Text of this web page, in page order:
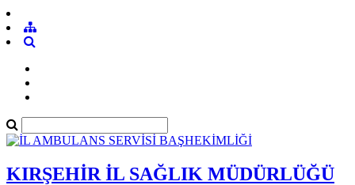
KIRŞEHİR İL SAĞLIK MÜDÜRLÜĞÜ